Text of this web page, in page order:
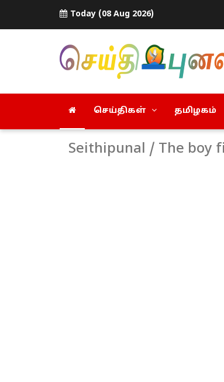
Today (08 Aug 2026)
செய்திகள் தமிழகம்
Seithipunal / The boy